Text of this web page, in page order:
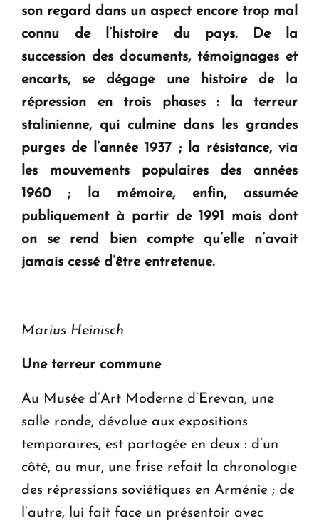
Le premier hôtel Hyatt Regency d'Arménie
ouvrira ses portes à Dilijan
son regard dans un aspect encore trop mal
connu de l’histoire du pays. De la
succession des documents, témoignages et
encarts, se dégage une histoire de la
répression en trois phases : la terreur
stalinienne, qui culmine dans les grandes
purges de l’année 1937 ; la résistance, via
les mouvements populaires des années
1960 ; la mémoire, enfin, assumée
publiquement à partir de 1991 mais dont
on se rend bien compte qu’elle n’avait
jamais cessé d’être entretenue.
Marius Heinisch
Une terreur commune
Au Musée d’Art Moderne d’Erevan, une
salle ronde, dévolue aux expositions
temporaires, est partagée en deux : d’un
côté, au mur, une frise refait la chronologie
des répressions soviétiques en Arménie ; de
l’autre, lui fait face un présentoir avec